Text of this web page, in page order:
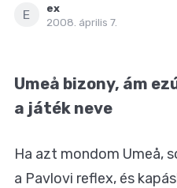
INTERJÚK
KULT
BLOG
E
ex
2008. április 7.
Umeå bizony, ám
a játék neve
Ha azt mondom Umeå,
a Pavlovi reflex, és